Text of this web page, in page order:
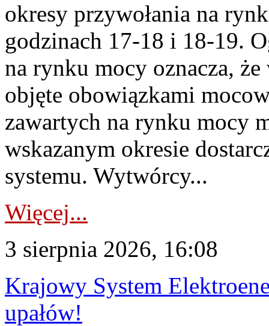
okresy przywołania na
godzinach 17-18 i 18-19.
na rynku mocy oznacza,
objęte obowiązkami
zawartych na rynku mocy
wskazanym okresie
systemu. Wytwórcy...
Więcej...
3 sierpnia 2026, 16:08
Krajowy System
upałów!